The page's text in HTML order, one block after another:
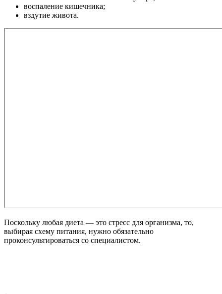
воспаление кишечника;
вздутие живота.
Поскольку любая диета — это стресс для организма, то,
выбирая схему питания, нужно обязательно
проконсультироваться со специалистом.